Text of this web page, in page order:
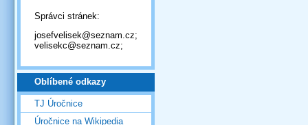
Správci stránek:
josefvelisek@seznam.cz;
velisekc@seznam.cz;
Oblíbené odkazy
TJ Úročnice
Úročnice na Wikipedia